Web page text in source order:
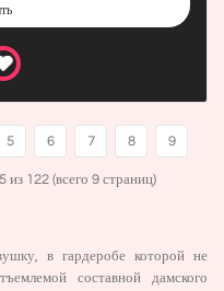
5 6 7 8 9
из 122 (всего 9 страниц)
в гардеробе которой не
составной дамского